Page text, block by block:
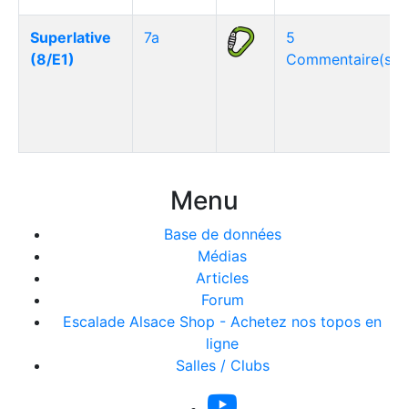
Superlative
(8/E1)
7a
5
Commentaire(s)
Menu
Base de données
Médias
Articles
Forum
Escalade Alsace Shop - Achetez nos topos en
ligne
Salles / Clubs